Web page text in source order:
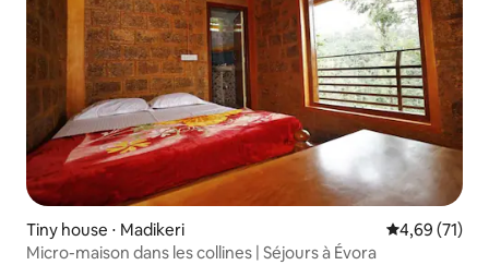
Tiny house ⋅ Madikeri Évaluation
4,69 (71)
Micro-maison dans les collines | Séjours à Évora